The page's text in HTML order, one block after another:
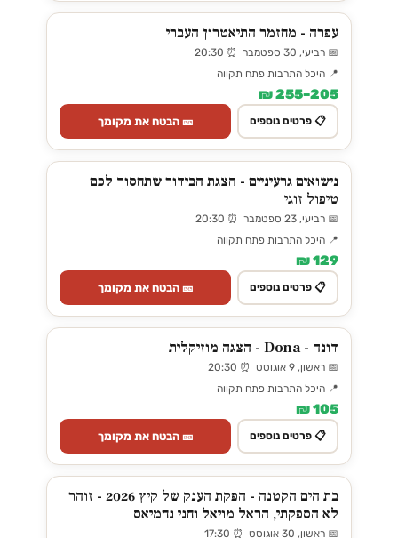
עפרה - מחזמר התיאטרון העברי
📅 רביעי, 30 ספטמבר ⏰ 20:30
📍 היכל התרבות פתח תקווה
205–255 ₪
📋 פרטים נוספים 🎫 הבטח את מקומך
נישואים גרעיניים - הצגת הבידור שתחסוך לכם
טיפול זוגי
📅 רביעי, 23 ספטמבר ⏰ 20:30
📍 היכל התרבות פתח תקווה
129 ₪
📋 פרטים נוספים 🎫 הבטח את מקומך
דונה - Dona - הצגה מוזיקלית
📅 ראשון, 9 אוגוסט ⏰ 20:30
📍 היכל התרבות פתח תקווה
105 ₪
📋 פרטים נוספים 🎫 הבטח את מקומך
בת הים הקטנה - הפקת הענק של קיץ 2026 - זוהר
לא הספקתי, הראל מויאל וחני נחמיאס
📅 ראשון, 30 אוגוסט ⏰ 17:30